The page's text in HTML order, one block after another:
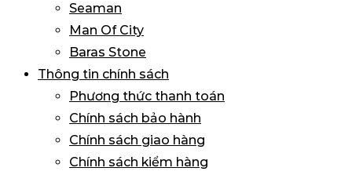
Seaman
Man Of City
Baras Stone
Thông tin chính sách
Phương thức thanh toán
Chính sách bảo hành
Chính sách giao hàng
Chính sách kiểm hàng